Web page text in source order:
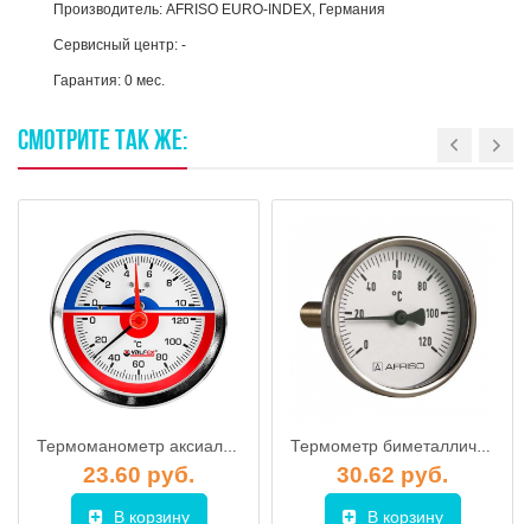
Производитель: AFRISO EURO-INDEX, Германия
Сервисный центр: -
Гарантия: 0 мес.
СМОТРИТЕ ТАКЖЕ:
Термоманометр аксиальный (задн.подкл.) с контрольной стрелкой, 63 мм, 1/2",16 бар,120°С VALFEX (100)
23.60 руб.
В корзину
Термометр биметаллический BITh 63, 0-120С, вкладка 40 мм 1/2" аксиальный, AFRISO
30.62 руб.
В корзину